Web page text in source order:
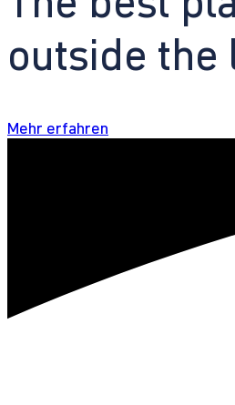
outside the
Mehr erfahren